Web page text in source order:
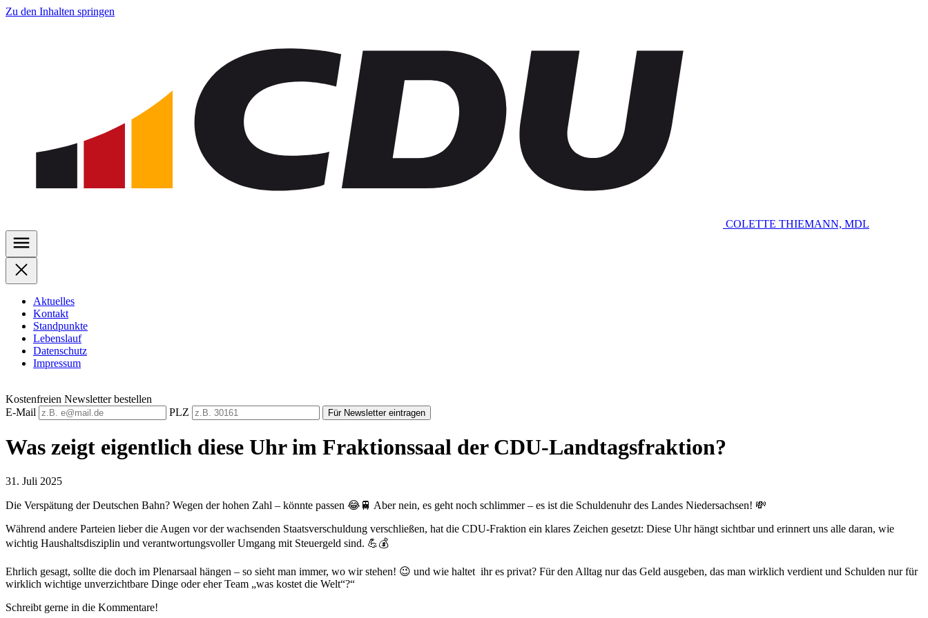
Zu den Inhalten springen
COLETTE THIEMANN, MDL
Aktuelles
Kontakt
Standpunkte
Lebenslauf
Datenschutz
Impressum
Kostenfreien Newsletter bestellen
E-Mail
PLZ Für Newsletter eintragen
Was zeigt eigentlich diese Uhr im Fraktionssaal der CDU-Landtagsfraktion?
31. Juli 2025
Die Verspätung der Deutschen Bahn? Wegen der hohen Zahl – könnte passen 😂🚆 Aber nein, es geht noch schlimmer – es ist die Schuldenuhr des Landes Niedersachsen! 💸
Während andere Parteien lieber die Augen vor der wachsenden Staatsverschuldung verschließen, hat die CDU-Fraktion ein klares Zeichen gesetzt: Diese Uhr hängt sichtbar und erinnert uns alle daran, wie
wichtig Haushaltsdisziplin und verantwortungsvoller Umgang mit Steuergeld sind. 💪💰
Ehrlich gesagt, sollte die doch im Plenarsaal hängen – so sieht man immer, wo wir stehen! 😉 und wie haltet ihr es privat? Für den Alltag nur das Geld ausgeben, das man wirklich verdient und Schulden nur für
wirklich wichtige unverzichtbare Dinge oder eher Team „was kostet die Welt“?“
Schreibt gerne in die Kommentare!